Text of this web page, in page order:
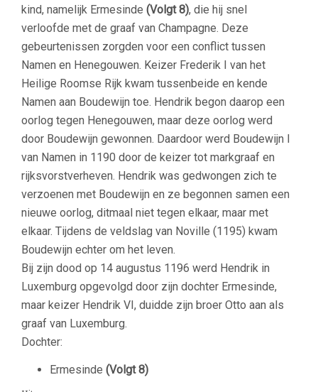
kind, namelijk Ermesinde (Volgt 8), die hij snel
verloofde met de graaf van Champagne. Deze
gebeurtenissen zorgden voor een conflict tussen
Namen en Henegouwen. Keizer Frederik I van het
Heilige Roomse Rijk kwam tussenbeide en kende
Namen aan Boudewijn toe. Hendrik begon daarop een
oorlog tegen Henegouwen, maar deze oorlog werd
door Boudewijn gewonnen. Daardoor werd Boudewijn I
van Namen in 1190 door de keizer tot markgraaf en
rijksvorstverheven. Hendrik was gedwongen zich te
verzoenen met Boudewijn en ze begonnen samen een
nieuwe oorlog, ditmaal niet tegen elkaar, maar met
elkaar. Tijdens de veldslag van Noville (1195) kwam
Boudewijn echter om het leven.
Bij zijn dood op 14 augustus 1196 werd Hendrik in
Luxemburg opgevolgd door zijn dochter Ermesinde,
maar keizer Hendrik VI, duidde zijn broer Otto aan als
graaf van Luxemburg.
Dochter:
Ermesinde (Volgt 8)